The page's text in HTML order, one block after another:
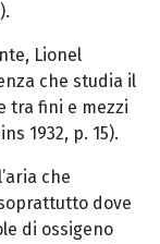
Lionel
che studia il
tra fini e mezzi
1932, p. 15).
che
dove
di ossigeno